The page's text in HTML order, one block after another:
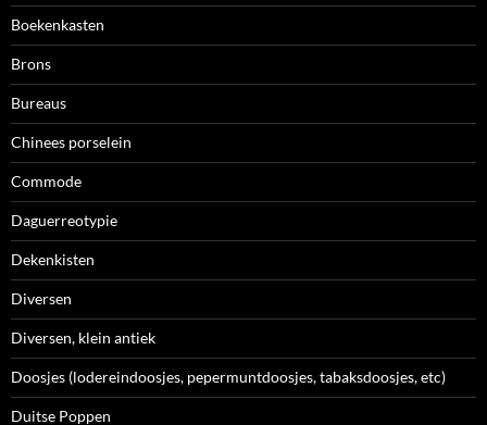
Boekenkasten
Brons
Bureaus
Chinees porselein
Commode
Daguerreotypie
Dekenkisten
Diversen
Diversen, klein antiek
Doosjes (lodereindoosjes, pepermuntdoosjes, tabaksdoosjes, etc)
Duitse Poppen